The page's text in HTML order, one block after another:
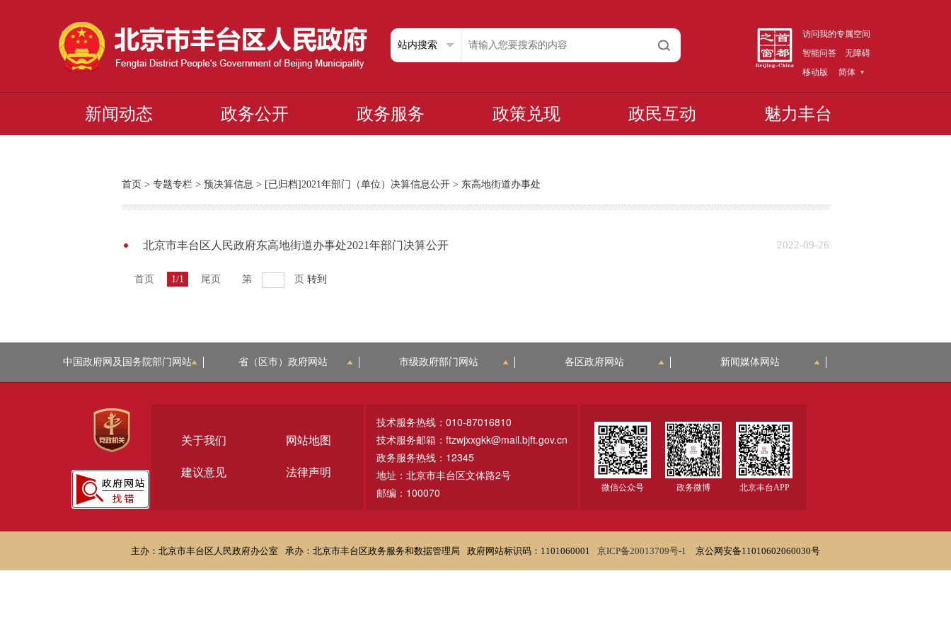
访问我的专属空间
智能问答
无障碍
移动版
简体
新闻动态 政务公开 政务服务 政策兑现 政民互动 魅力丰台
首页 > 专题专栏 > 预决算信息 > [已归档]2021年部门（单位）决算信息公开 > 东高地街道办事处
北京市丰台区人民政府东高地街道办事处2021年部门决算公开 2022-09-26
首页 1/1 尾页 第 页 转到
中国政府网及国务院部门网站 省（区市）政府网站 市级政府部门网站 各区政府网站 新闻媒体网站
关于我们 网站地图
建议意见 法律声明
技术服务热线：010-87016810
技术服务邮箱：ftzwjxxgkk@mail.bjft.gov.cn
政务服务热线：12345
地址：北京市丰台区文体路2号
邮编：100070
微信公众号 政务微博 北京丰台APP
主办：北京市丰台区人民政府办公室 承办：北京市丰台区政务服务和数据管理局 政府网站标识码：1101060001 京ICP备20013709号-1 京公网安备11010602060030号